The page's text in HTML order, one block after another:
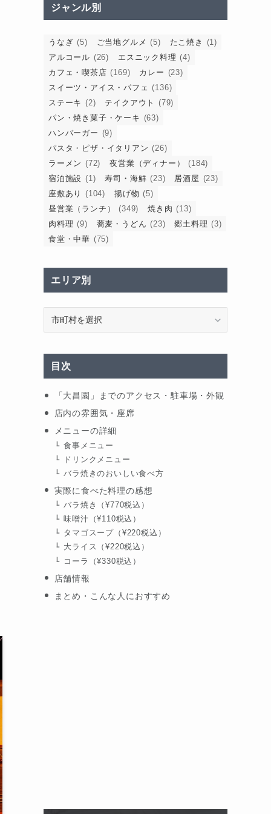
ジャンル別
うなぎ (5) ご当地グルメ (5) たこ焼き
(1)
アルコール (26) エスニック料理 (4)
カフェ・喫茶店 (169) カレー (23)
スイーツ・アイス・パフェ (136)
ステーキ (2) テイクアウト
(79)
パン・焼き菓子・ケーキ (63)
ハンバーガー (9)
パスタ・ピザ・イタリアン (26)
ラーメン (72) 夜営業（ディナー）
(184)
宿泊施設 (1) 寿司・海鮮 (23) 居酒屋 (23)
座敷あり
(104) 揚げ物 (5)
昼営業（ランチ）
(349) 焼き肉 (13)
肉料理 (9) 蕎麦・うどん (23) 郷土料理 (3)
食堂・中華 (75)
エリア別
別
目次
「大昌園」までのアクセス・駐車場・外観
店内の雰囲気・座席
メニューの詳細
食事メニュー
ドリンクメニュー
バラ焼きのおいしい食べ方
実際に食べた料理の感想
バラ焼き（¥770税込）
味噌汁（¥110税込）
タマゴスープ（¥220税込）
大ライス（¥220税込）
コーラ（¥330税込）
店舗情報
まとめ・こんな人におすすめ